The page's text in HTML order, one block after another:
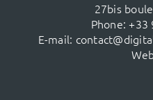
27bis
Phone: +33
E-mail: